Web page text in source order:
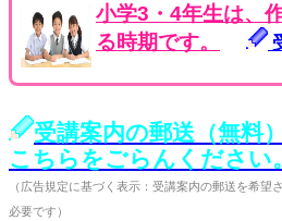
小学3・4年生は、
る時期です。
受講案内の郵送（無料
こちらをごらんください。
（広告規定に基づく表示：受講案内の郵送を希望
必要です）